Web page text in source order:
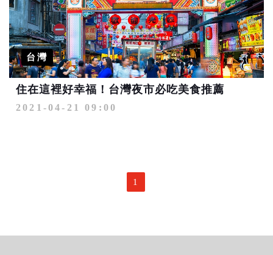
台灣
住在這裡好幸福！台灣夜市必吃美食推薦
2021-04-21 09:00
1